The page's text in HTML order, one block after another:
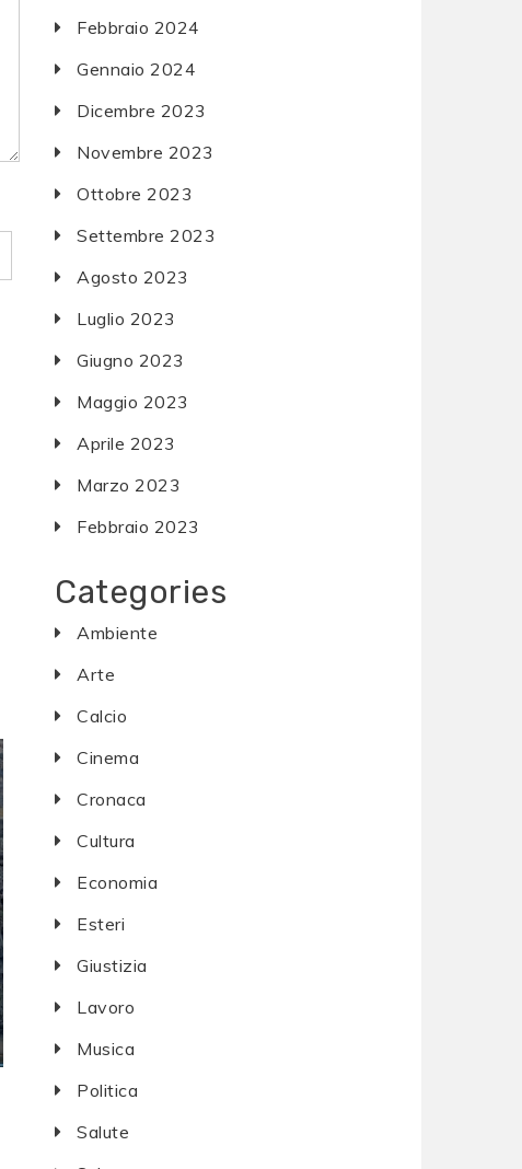
Febbraio 2024
Gennaio 2024
Dicembre 2023
Novembre 2023
Ottobre 2023
Settembre 2023
Agosto 2023
Luglio 2023
Giugno 2023
Maggio 2023
Aprile 2023
Marzo 2023
Febbraio 2023
Categories
Ambiente
Arte
Calcio
Cinema
Cronaca
Cultura
Economia
Esteri
Giustizia
Lavoro
Musica
Politica
Salute